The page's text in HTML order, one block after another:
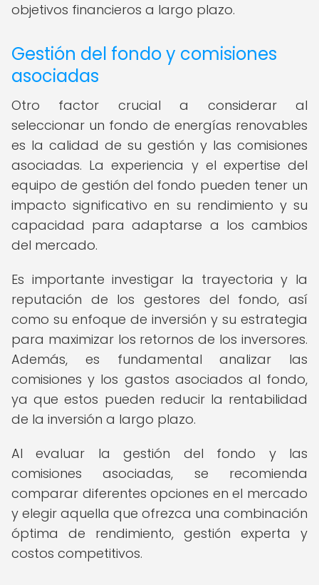
objetivos financieros a largo plazo.
Gestión del fondo y comisiones
asociadas
Otro factor crucial a considerar al
seleccionar un fondo de energías renovables
es la calidad de su gestión y las comisiones
asociadas. La experiencia y el expertise del
equipo de gestión del fondo pueden tener un
impacto significativo en su rendimiento y su
capacidad para adaptarse a los cambios
del mercado.
Es importante investigar la trayectoria y la
reputación de los gestores del fondo, así
como su enfoque de inversión y su estrategia
para maximizar los retornos de los inversores.
Además, es fundamental analizar las
comisiones y los gastos asociados al fondo,
ya que estos pueden reducir la rentabilidad
de la inversión a largo plazo.
Al evaluar la gestión del fondo y las
comisiones asociadas, se recomienda
comparar diferentes opciones en el mercado
y elegir aquella que ofrezca una combinación
óptima de rendimiento, gestión experta y
costos competitivos.